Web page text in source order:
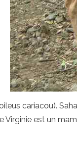
cariacou).
Virginie est un